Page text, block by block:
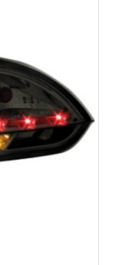
России.
Volkswagen
отправив
кабинета.